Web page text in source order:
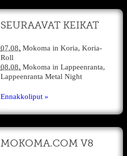
SEURAAVAT KEIKAT
07.08. Mokoma in Koria, Koria-
Roll
08.08. Mokoma in Lappeenranta,
Lappeenranta Metal Night
Ennakkoliput »
MOKOMA.COM V8